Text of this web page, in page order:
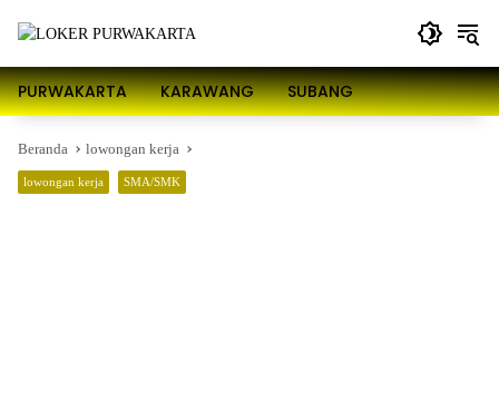
PURWAKARTA KARAWANG SUBANG
Beranda lowongan kerja
lowongan kerja SMA/SMK